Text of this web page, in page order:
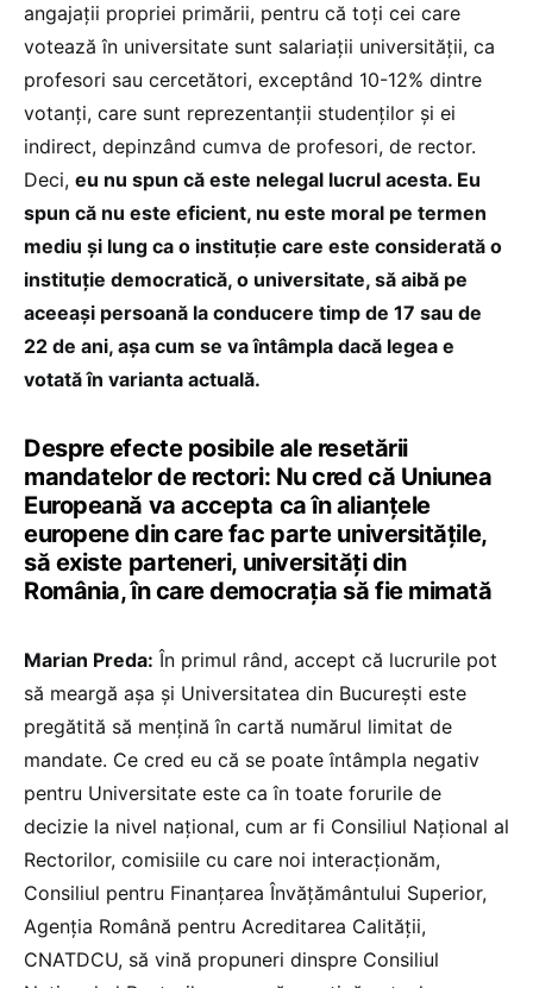
angajații propriei primării, pentru că toți cei care
votează în universitate sunt salariații universității, ca
profesori sau cercetători, exceptând 10-12% dintre
votanți, care sunt reprezentanții studenților și ei
indirect, depinzând cumva de profesori, de rector.
Deci, eu nu spun că este nelegal lucrul acesta. Eu
spun că nu este eficient, nu este moral pe termen
mediu și lung ca o instituție care este considerată o
instituție democratică, o universitate, să aibă pe
aceeași persoană la conducere timp de 17 sau de
22 de ani, așa cum se va întâmpla dacă legea e
votată în varianta actuală.
Despre efecte posibile ale resetării
mandatelor de rectori: Nu cred că Uniunea
Europeană va accepta ca în alianțele
europene din care fac parte universitățile,
să existe parteneri, universități din
România, în care democrația să fie mimată
Marian Preda: În primul rând, accept că lucrurile pot
să meargă așa și Universitatea din București este
pregătită să mențină în cartă numărul limitat de
mandate. Ce cred eu că se poate întâmpla negativ
pentru Universitate este ca în toate forurile de
decizie la nivel național, cum ar fi Consiliul Național al
Rectorilor, comisiile cu care noi interacționăm,
Consiliul pentru Finanțarea Învățământului Superior,
Agenția Română pentru Acreditarea Calității,
CNATDCU, să vină propuneri dinspre Consiliul